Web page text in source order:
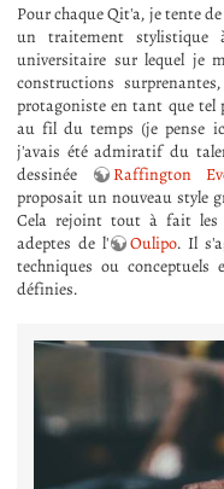
Pour chaque Qit'a, je tente
un traitement stylistique
universitaire sur lequel je
constructions
protagoniste en tant que tel
au fil du temps (je pense
j'avais été admiratif du
dessinée
Raffington
proposait un nouveau style
Cela rejoint tout à fait les
adeptes de l'
Oulipo. Il
techniques ou
définies.